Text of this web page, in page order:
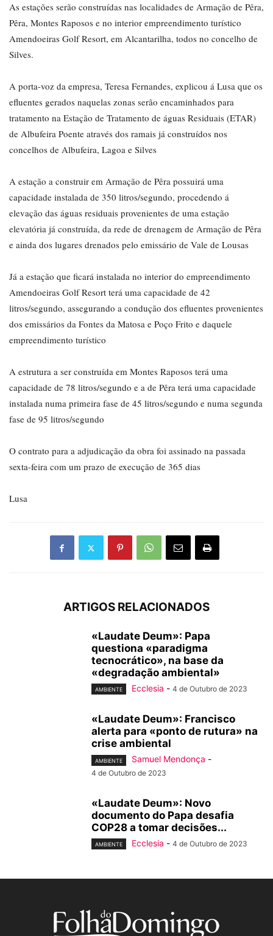
As estações serão construídas nas localidades de Armação de Pêra,
Pêra, Montes Raposos e no interior empreendimento turístico
Amendoeiras Golf Resort, em Alcantarilha, todos no concelho de
Silves.
A porta-voz da empresa, Teresa Fernandes, explicou á Lusa que os
efluentes gerados naquelas zonas serão encaminhados para
tratamento na Estação de Tratamento de águas Residuais (ETAR)
de Albufeira Poente através dos ramais já construídos nos
concelhos de Albufeira, Lagoa e Silves
A estação a construir em Armação de Pêra possuirá uma
capacidade instalada de 350 litros/segundo, procedendo á
elevação das águas residuais provenientes de uma estação
elevatória já construída, da rede de drenagem de Armação de Pêra
e ainda dos lugares drenados pelo emissário de Vale de Lousas
Já a estação que ficará instalada no interior do empreendimento
Amendoeiras Golf Resort terá uma capacidade de 42
litros/segundo, assegurando a condução dos efluentes provenientes
dos emissários da Fontes da Matosa e Poço Frito e daquele
empreendimento turístico
A estrutura a ser construída em Montes Raposos terá uma
capacidade de 78 litros/segundo e a de Pêra terá uma capacidade
instalada numa primeira fase de 45 litros/segundo e numa segunda
fase de 95 litros/segundo
O contrato para a adjudicação da obra foi assinado na passada
sexta-feira com um prazo de execução de 365 dias
Lusa
ARTIGOS RELACIONADOS
«Laudate Deum»: Papa
questiona «paradigma
tecnocrático», na base da
«degradação ambiental»
AMBIENTE Ecclesia - 4 de Outubro de 2023
«Laudate Deum»: Francisco
alerta para «ponto de rutura» na
crise ambiental
AMBIENTE Samuel Mendonça -
4 de Outubro de 2023
«Laudate Deum»: Novo
documento do Papa desafia
COP28 a tomar decisões...
AMBIENTE Ecclesia - 4 de Outubro de 2023